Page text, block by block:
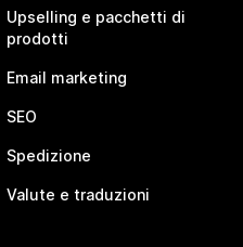
Upselling e pacchetti di
prodotti
Email marketing
SEO
Spedizione
Valute e traduzioni